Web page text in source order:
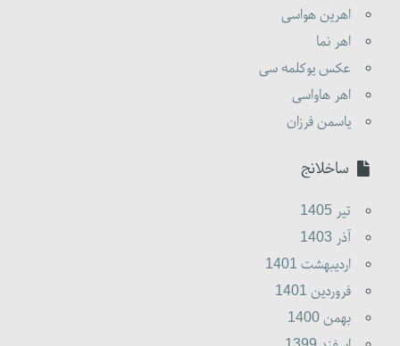
اهرین هواسی
اهر نما
عکس یوکلمه سی
اهر هاواسی
یاسمن فرزان
ساخلانج
تير 1405
آذر 1403
ارديبهشت 1401
فروردين 1401
بهمن 1400